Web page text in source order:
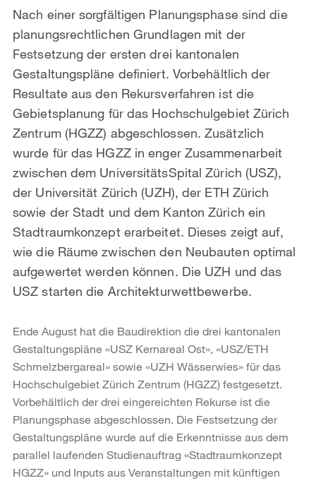
Nach einer sorgfältigen Planungsphase sind die
planungsrechtlichen Grundlagen mit der
Festsetzung der ersten drei kantonalen
Gestaltungspläne definiert. Vorbehältlich der
Resultate aus den Rekursverfahren ist die
Gebietsplanung für das Hochschulgebiet Zürich
Zentrum (HGZZ) abgeschlossen. Zusätzlich
wurde für das HGZZ in enger Zusammenarbeit
zwischen dem UniversitätsSpital Zürich (USZ),
der Universität Zürich (UZH), der ETH Zürich
sowie der Stadt und dem Kanton Zürich ein
Stadtraumkonzept erarbeitet. Dieses zeigt auf,
wie die Räume zwischen den Neubauten optimal
aufgewertet werden können. Die UZH und das
USZ starten die Architekturwettbewerbe.
Ende August hat die Baudirektion die drei kantonalen
Gestaltungspläne «USZ Kernareal Ost», «USZ/ETH
Schmelzbergareal» sowie «UZH Wässerwies» für das
Hochschulgebiet Zürich Zentrum (HGZZ) festgesetzt.
Vorbehältlich der drei eingereichten Rekurse ist die
Planungsphase abgeschlossen. Die Festsetzung der
Gestaltungspläne wurde auf die Erkenntnisse aus dem
parallel laufenden Studienauftrag «Stadtraumkonzept
HGZZ» und Inputs aus Veranstaltungen mit künftigen